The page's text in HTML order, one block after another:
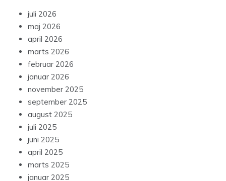
juli 2026
maj 2026
april 2026
marts 2026
februar 2026
januar 2026
november 2025
september 2025
august 2025
juli 2025
juni 2025
april 2025
marts 2025
januar 2025